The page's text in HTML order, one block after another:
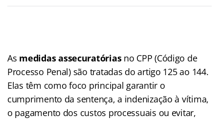
As medidas assecuratóriasno CPP (Código de
Processo Penal) são tratadas do artigo 125 ao 144.
Elas têm como foco principal garantir o
cumprimento da sentença, a indenização à vítima,
o pagamento dos custos processuais ou evitar,